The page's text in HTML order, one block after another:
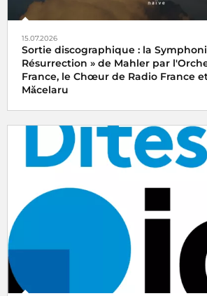
15.07.2026
Sortie discographique : la
Résurrection » de Mahler par
France, le Chœur de Radio France
Măcelaru